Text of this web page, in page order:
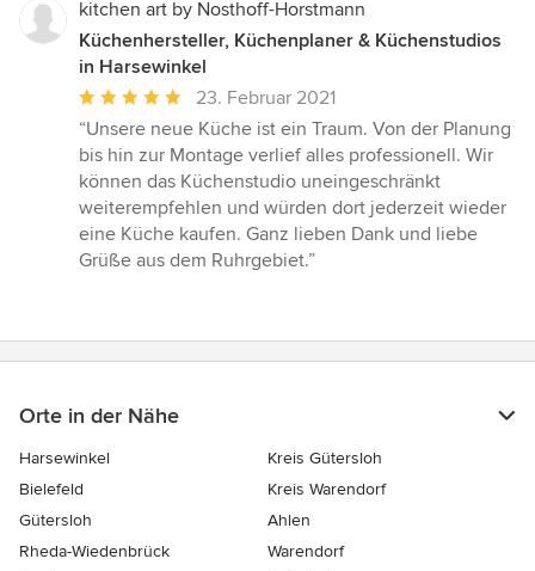
kitchen art by Nosthoff-Horstmann
Küchenhersteller, Küchenplaner & Küchenstudios
in Harsewinkel
Durchschnittliche
Bewertung:
5
von
5
Sternen
23. Februar 2021
“Unsere neue Küche ist ein Traum. Von der Planung
bis hin zur Montage verlief alles professionell. Wir
können das Küchenstudio uneingeschränkt
weiterempfehlen und würden dort jederzeit wieder
eine Küche kaufen. Ganz lieben Dank und liebe
Grüße aus dem Ruhrgebiet.”
Orte in der Nähe
Harsewinkel
Kreis Gütersloh
Bielefeld
Kreis Warendorf
Gütersloh
Ahlen
Rheda-Wiedenbrück
Warendorf